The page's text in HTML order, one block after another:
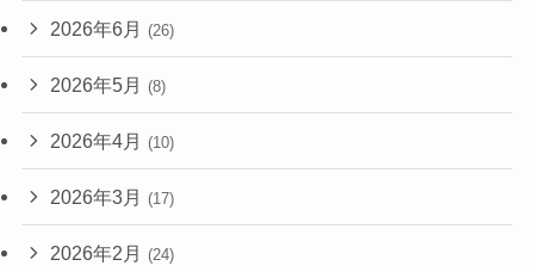
2026年6月 (26)
2026年5月 (8)
2026年4月 (10)
2026年3月 (17)
2026年2月 (24)